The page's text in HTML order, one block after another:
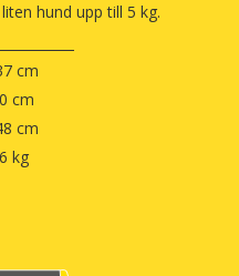
hund upp till 5 kg.
cm
cm
cm
kg